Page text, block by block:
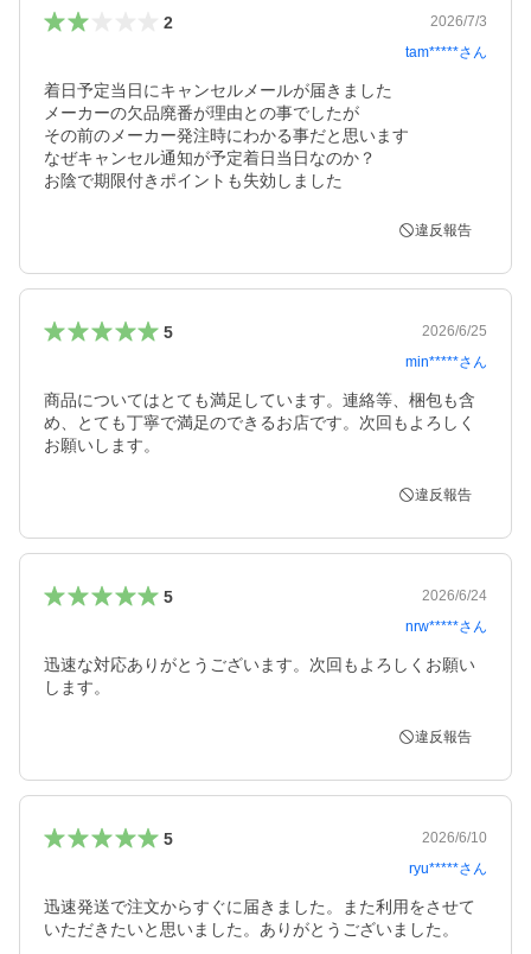
2
2026/7/3
tam*****さん
着日予定当日にキャンセルメールが届きました
メーカーの欠品廃番が理由との事でしたが
その前のメーカー発注時にわかる事だと思います
なぜキャンセル通知が予定着日当日なのか？
お陰で期限付きポイントも失効しました
違反報告
5
2026/6/25
min*****さん
商品についてはとても満足しています。連絡等、梱包も含
め、とても丁寧で満足のできるお店です。次回もよろしく
お願いします。
違反報告
5
2026/6/24
nrw*****さん
迅速な対応ありがとうございます。次回もよろしくお願い
します。
違反報告
5
2026/6/10
ryu*****さん
迅速発送で注文からすぐに届きました。また利用をさせて
いただきたいと思いました。ありがとうございました。